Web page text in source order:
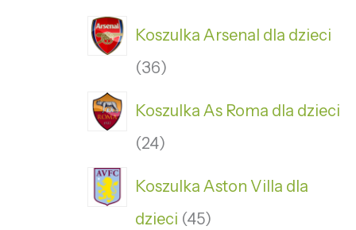
Koszulka Arsenal dla dzieci
36
Koszulka As Roma dla dzieci
24
Koszulka Aston Villa dla
dzieci 45